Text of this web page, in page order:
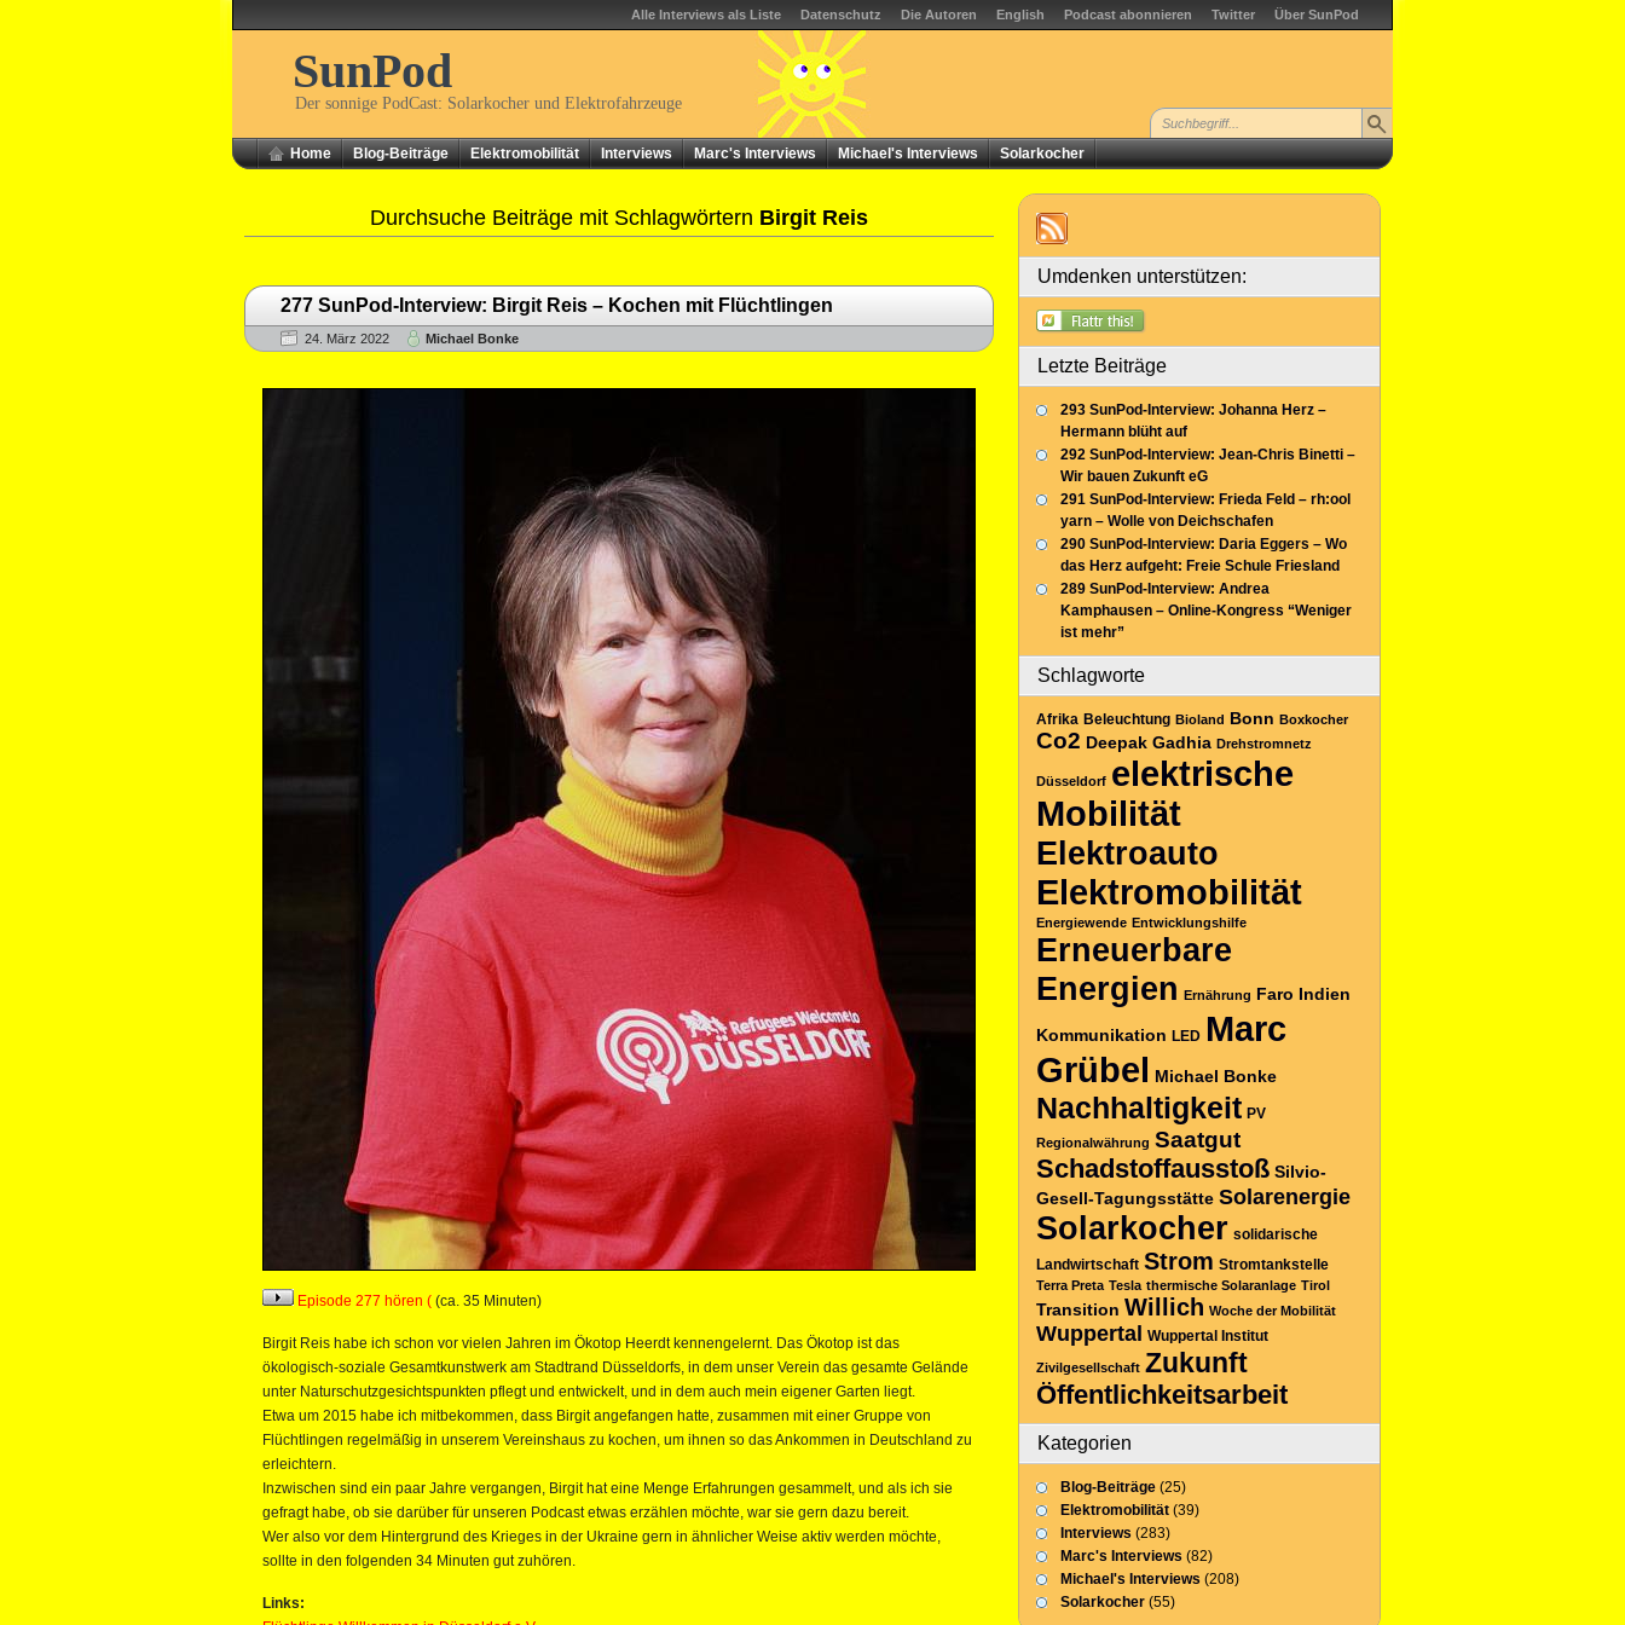
Alle Interviews als Liste Datenschutz Die Autoren English Podcast abonnieren Twitter Über SunPod
SunPod
Der sonnige PodCast: Solarkocher und Elektrofahrzeuge
Home Blog-Beiträge Elektromobilität Interviews Marc's Interviews Michael's Interviews Solarkocher
Durchsuche Beiträge mit Schlagwörtern Birgit Reis
277 SunPod-Interview: Birgit Reis – Kochen mit Flüchtlingen
24. März 2022 Michael Bonke
Episode 277 hören ( (ca. 35 Minuten)
Birgit Reis habe ich schon vor vielen Jahren im Ökotop Heerdt kennengelernt. Das Ökotop ist das
ökologisch-soziale Gesamtkunstwerk am Stadtrand Düsseldorfs, in dem unser Verein das gesamte Gelände
unter Naturschutzgesichtspunkten pflegt und entwickelt, und in dem auch mein eigener Garten liegt.
Etwa um 2015 habe ich mitbekommen, dass Birgit angefangen hatte, zusammen mit einer Gruppe von
Flüchtlingen regelmäßig in unserem Vereinshaus zu kochen, um ihnen so das Ankommen in Deutschland zu
erleichtern.
Inzwischen sind ein paar Jahre vergangen, Birgit hat eine Menge Erfahrungen gesammelt, und als ich sie
gefragt habe, ob sie darüber für unseren Podcast etwas erzählen möchte, war sie gern dazu bereit.
Wer also vor dem Hintergrund des Krieges in der Ukraine gern in ähnlicher Weise aktiv werden möchte,
sollte in den folgenden 34 Minuten gut zuhören.
Links:
Umdenken unterstützen:
Letzte Beiträge
293 SunPod-Interview: Johanna Herz –
Hermann blüht auf
292 SunPod-Interview: Jean-Chris Binetti –
Wir bauen Zukunft eG
291 SunPod-Interview: Frieda Feld – rh:ool
yarn – Wolle von Deichschafen
290 SunPod-Interview: Daria Eggers – Wo
das Herz aufgeht: Freie Schule Friesland
289 SunPod-Interview: Andrea
Kamphausen – Online-Kongress “Weniger
ist mehr”
Schlagworte
Afrika Beleuchtung Bioland Bonn Boxkocher
Co2 Deepak Gadhia Drehstromnetz
Düsseldorf elektrische
Mobilität
Elektroauto
Elektromobilität
Energiewende Entwicklungshilfe
Erneuerbare
Energien Ernährung Faro Indien
Kommunikation LED Marc
Grübel Michael Bonke
Nachhaltigkeit PV
Regionalwährung Saatgut
Schadstoffausstoß Silvio-
Gesell-Tagungsstätte Solarenergie
Solarkocher solidarische
Landwirtschaft Strom Stromtankstelle
Terra Preta Tesla thermische Solaranlage Tirol
Transition Willich Woche der Mobilität
Wuppertal Wuppertal Institut
Zivilgesellschaft Zukunft
Öffentlichkeitsarbeit
Kategorien
Blog-Beiträge (25)
Elektromobilität (39)
Interviews (283)
Marc's Interviews (82)
Michael's Interviews (208)
Solarkocher (55)